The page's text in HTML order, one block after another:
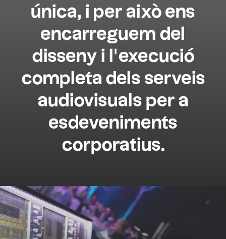
única, i per això ens
encarreguem del
disseny i l’execució
completa dels serveis
audiovisuals per a
esdeveniments
corporatius.